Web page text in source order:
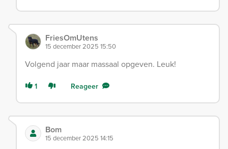
FriesOmUtens
15 december 2025 15:50
Volgend jaar maar massaal opgeven. Leuk!
1 Reageer
Bom
15 december 2025 14:15